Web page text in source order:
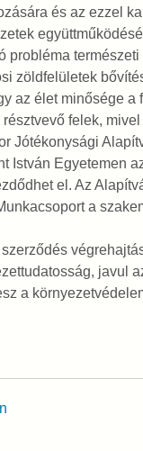
és az ezzel
probléma
zöldfelületek
az élet minősége
felek,
Jótékonysági
István Egyetemen
el. Az
a
javul
a